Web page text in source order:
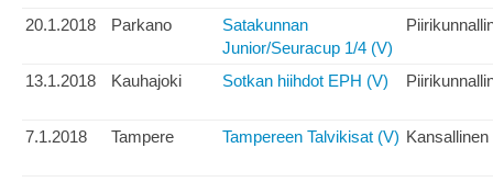
20.1.2018 Parkano
Satakunnan
Junior/Seuracup 1/4 (V)
13.1.2018 Kauhajoki Sotkan hiihdot EPH (V)
7.1.2018 Tampere Tampereen Talvikisat (V) Kansallinen